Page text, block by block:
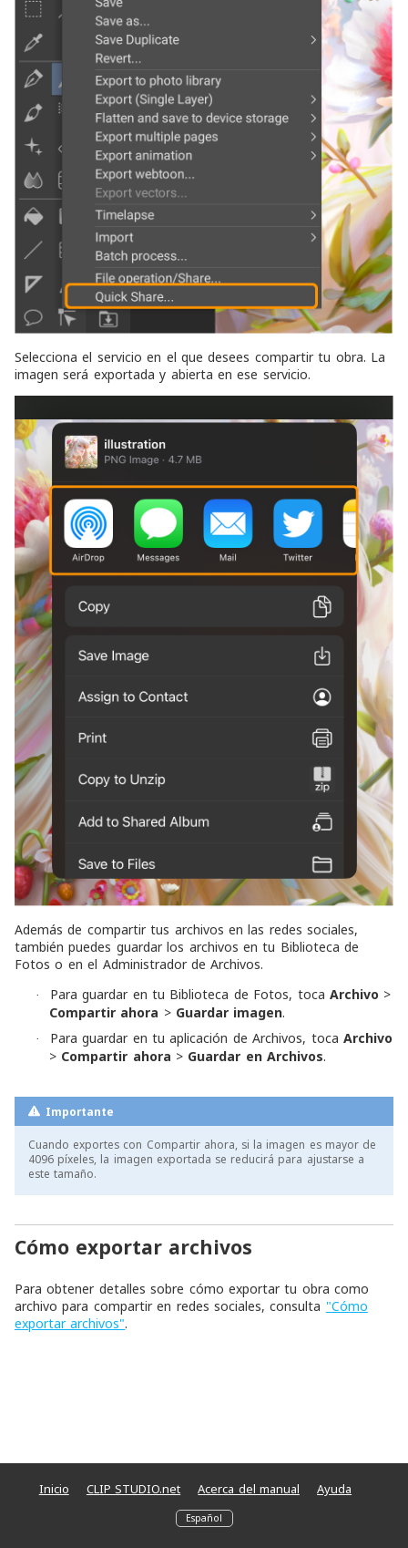
Selecciona el servicio en el que desees compartir tu obra. La
imagen será exportada y abierta en ese servicio.
Además de compartir tus archivos en las redes sociales,
también puedes guardar los archivos en tu Biblioteca de
Fotos o en el Administrador de Archivos.
· Para guardar en tu Biblioteca de Fotos, tocaArchivo >
Compartir ahora > Guardar imagen.
· Para guardar en tu aplicación de Archivos, tocaArchivo
> Compartir ahora > Guardar en Archivos.
Importante
Cuando exportes con Compartir ahora, si la imagen es mayor de
4096 píxeles, la imagen exportada se reducirá para ajustarse a
este tamaño.
Cómo exportar archivos
Para obtener detalles sobre cómo exportar tu obra como
archivo para compartir en redes sociales, consulta "Cómo
exportar archivos".
Inicio CLIP STUDIO.net Acerca del manual Ayuda